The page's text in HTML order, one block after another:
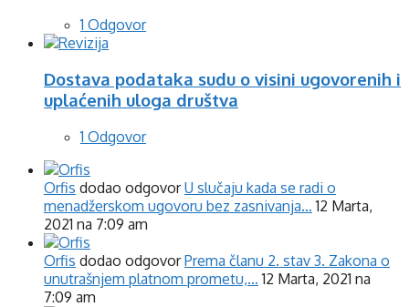
1 Odgovor
Dostava podataka sudu o visini ugovorenih i
uplaćenih uloga društva
1 Odgovor
Orfis dodao odgovorU slučaju kada se radi o
menadžerskom ugovoru bez zasnivanja… 12 Marta,
2021 na 7:09 am
Orfis dodao odgovorPrema članu 2. stav 3. Zakona o
unutrašnjem platnom prometu,… 12 Marta, 2021 na
7:09 am